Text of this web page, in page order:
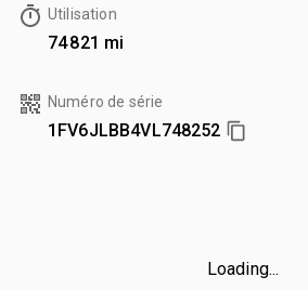
Utilisation
74 821 mi
Numéro de série
1FV6JLBB4VL748252
Loading...